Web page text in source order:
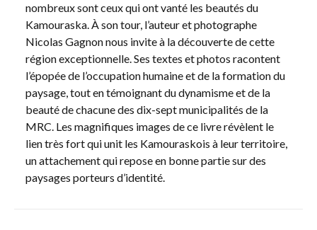
nombreux sont ceux qui ont vanté les beautés du
Kamouraska. À son tour, l’auteur et photographe
Nicolas Gagnon nous invite à la découverte de cette
région exceptionnelle. Ses textes et photos racontent
l’épopée de l’occupation humaine et de la formation du
paysage, tout en témoignant du dynamisme et de la
beauté de chacune des dix-sept municipalités de la
MRC. Les magnifiques images de ce livre révèlent le
lien très fort qui unit les Kamouraskois à leur territoire,
un attachement qui repose en bonne partie sur des
paysages porteurs d’identité.